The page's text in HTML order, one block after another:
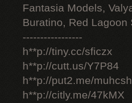
Fantasia Models,
Buratino, Red Lagoon
-----------------
h**p://tiny.cc/sficzx
h**p://cutt.us/Y7P84
h**p://put2.me/muhcsh
h**p://citly.me/47kMX